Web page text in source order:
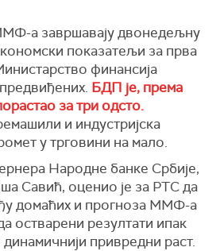
а завршавају двонедељну
показатељи за прва
финансија
БДП је, према
за три одсто.
и индустријска
у трговини на мало.
Народне банке Србије,
Савић, оценио је за РТС да
домаћих и прогноза ММФ-а
остварени резултати ипак
динамичнији привредни раст.